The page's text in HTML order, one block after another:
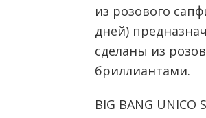
из розового
дней)
сделаны из
бриллиантами.
BIG BANG UNICO